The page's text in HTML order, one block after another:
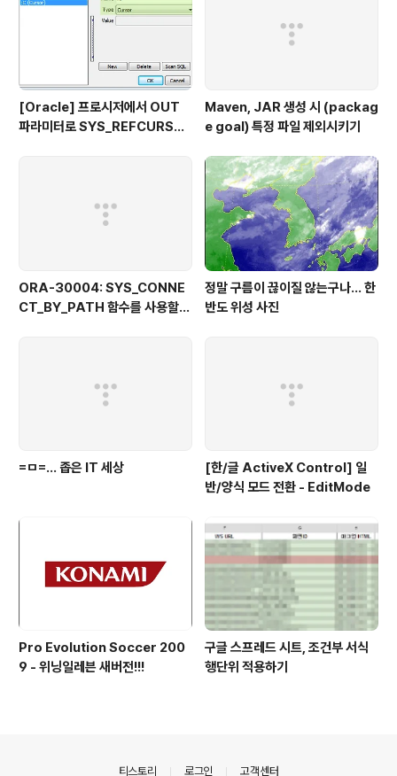
[Oracle] 프로시저에서 OUT
파라미터로 SYS_REFCURSO
Maven, JAR 생성 시 (packag
e goal) 특정 파일 제외시키기
ORA-30004: SYS_CONNE
CT_BY_PATH 함수를 사용할
정말 구름이 끊이질 않는구나... 한
반도 위성 사진
=ㅁ=... 좁은 IT 세상
[한/글 ActiveX Control] 일
반/양식 모드 전환 - EditMode
Pro Evolution Soccer 200
9 - 위닝일레븐 새버전!!!
구글 스프레드 시트, 조건부 서식
행단위 적용하기
티스토리 로그인 고객센터